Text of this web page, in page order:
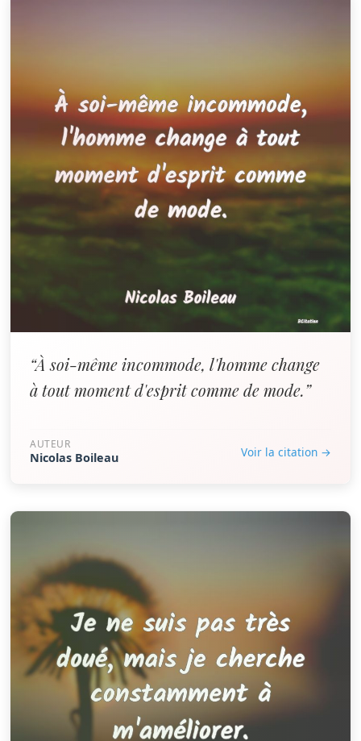
“À soi-même incommode, l'homme change
à tout moment d'esprit comme de mode.”
AUTEUR
Nicolas Boileau Voir la citation →